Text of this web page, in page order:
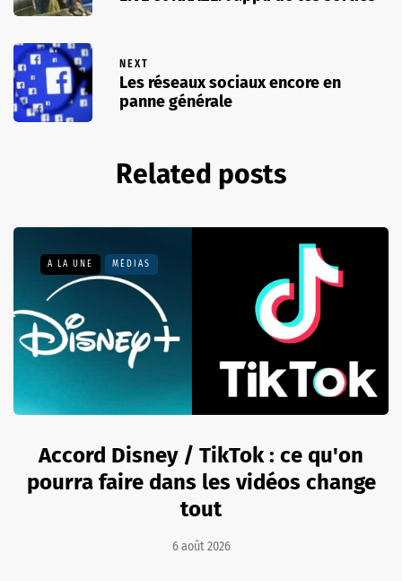
NEXT
Les réseaux sociaux encore en
panne générale
Related posts
A LA UNE MÉDIAS
Accord Disney / TikTok : ce qu'on
pourra faire dans les vidéos change
tout
6 août 2026